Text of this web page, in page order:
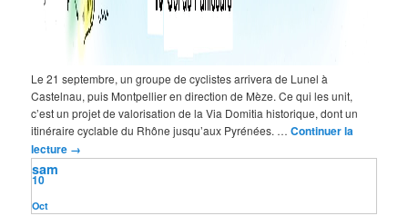
Le 21 septembre, un groupe de cyclistes arrivera de Lunel à
Castelnau, puis Montpellier en direction de Mèze. Ce qui les unit,
c’est un projet de valorisation de la Via Domitia historique, dont un
itinéraire cyclable du Rhône jusqu’aux Pyrénées. …Continuer la
lecture →
Oct
10
sam